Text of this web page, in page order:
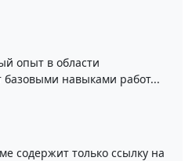
опыт в области
базовыми навыками работ...
содержит только ссылку на